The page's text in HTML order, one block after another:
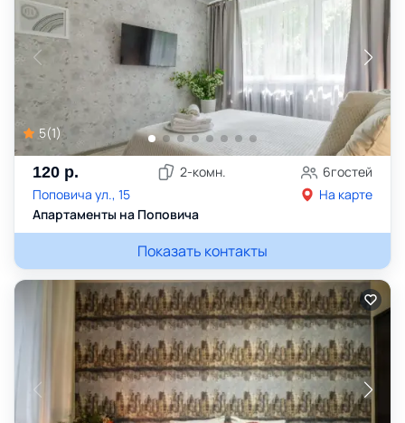
5(1)
120 р. 2-комн. 6гостей
Поповича ул., 15
На карте
Апартаменты на Поповича
Показать контакты